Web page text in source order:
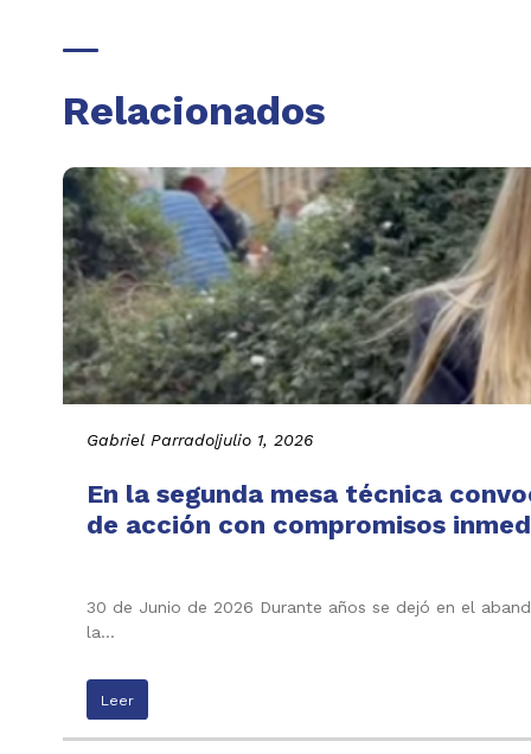
Relacionados
Gabriel Parrado|julio 1, 2026
En la segunda mesa técnica
de acción con compromisos
30 de Junio de 2026 Durante años se dejó en el
la…
Leer